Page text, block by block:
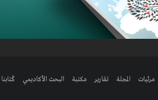
مرئيات المجلة تقارير مكتبة البحث الأكاديمي كُتابنا